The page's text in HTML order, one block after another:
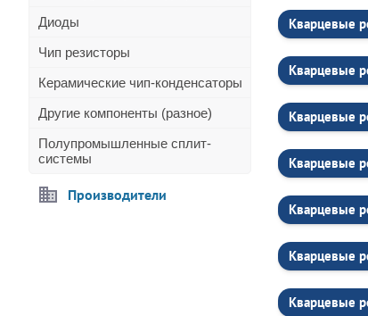
Диоды
Чип резисторы
Керамические чип-конденсаторы
Другие компоненты (разное)
Полупромышленные сплит-
системы
Производители
Кварцевые
Кварцевые
Кварцевые
Кварцевые
Кварцевые
Кварцевые
Кварцевые